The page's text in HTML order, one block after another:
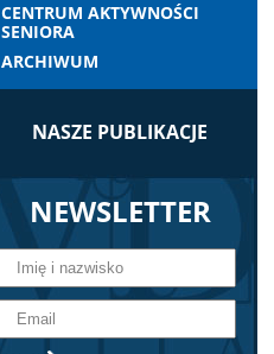
CENTRUM AKTYWNOŚCI
SENIORA
ARCHIWUM
NASZE PUBLIKACJE
NEWSLETTER